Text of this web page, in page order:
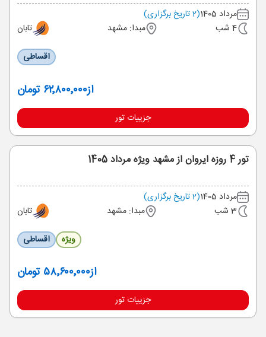
مرداد 1405
(2 تاریخ برگزاری)
4 شب
مبدا: مشهد
تابان
اقساطی
از۶۲٬۸۰۰٬۰۰۰ تومان
جزییات تور
تور 4 روزه ایروان از مشهد ویژه مرداد 1405
مرداد 1405
(2 تاریخ برگزاری)
3 شب
مبدا: مشهد
تابان
ویژه
اقساطی
از۵۸٬۶۰۰٬۰۰۰ تومان
جزییات تور